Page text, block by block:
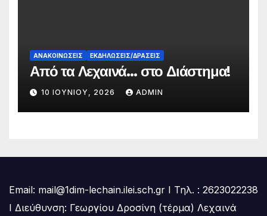
ΑΝΑΚΟΙΝΏΣΕΙΣ ΕΚΔΗΛΏΣΕΙΣ/ΔΡΆΣΕΙΣ
Από τα Λεχαινά… στο Διάστημα!
10 ΙΟΥΝΊΟΥ, 2026 ADMIN
Email: mail@1dim-lechain.ilei.sch.gr Ι Τηλ. : 2623022238
Ι Διεύθυνση: Γεωργίου Δροσίνη (τέρμα) Λεχαινά